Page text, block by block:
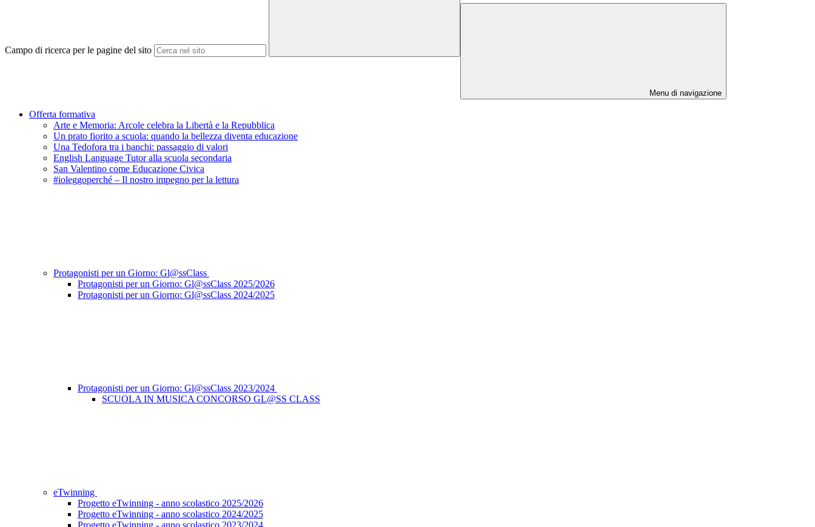
Campo di ricerca per le pagine del sito
Menu di navigazione
Offerta formativa
Arte e Memoria: Arcole celebra la Libertà e la Repubblica
Un prato fiorito a scuola: quando la bellezza diventa educazione
Una Tedofora tra i banchi: passaggio di valori
English Language Tutor alla scuola secondaria
San Valentino come Educazione Civica
#ioleggoperché – Il nostro impegno per la lettura
Protagonisti per un Giorno: Gl@ssClass
Protagonisti per un Giorno: Gl@ssClass 2025/2026
Protagonisti per un Giorno: Gl@ssClass 2024/2025
Protagonisti per un Giorno: Gl@ssClass 2023/2024
SCUOLA IN MUSICA CONCORSO GL@SS CLASS
eTwinning
Progetto eTwinning - anno scolastico 2025/2026
Progetto eTwinning - anno scolastico 2024/2025